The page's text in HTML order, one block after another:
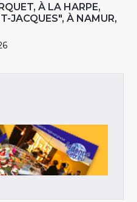
À LA HARPE,
JACQUES", À NAMUR,